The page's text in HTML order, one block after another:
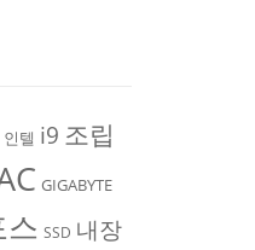
인텔 i9 조립
GIGABYTE
SSD 내장